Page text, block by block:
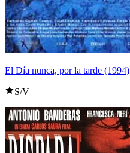
El Día nunca, por la tarde (1994)
S/V